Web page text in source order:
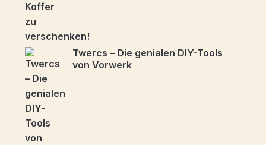
Twercs – Die genialen DIY-Tools
von Vorwerk